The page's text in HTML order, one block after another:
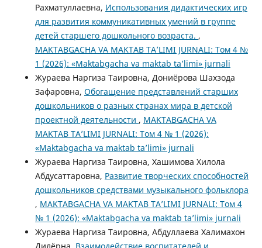
Рахматуллаевна, Использования дидактических игр
для развития коммуникативных умений в группе
детей старшего дошкольного возраста. ,
MAKTABGACHA VA MAKTAB TA’LIMI JURNALI: Том 4 №
1 (2026): «Maktabgacha va maktab ta’limi» jurnali
Жураева Наргиза Таировна, Дониёрова Шахзода
Зафаровна, Обогащение представлений старших
дошкольников о разных странах мира в детской
проектной деятельности , MAKTABGACHA VA
MAKTAB TA’LIMI JURNALI: Том 4 № 1 (2026):
«Maktabgacha va maktab ta’limi» jurnali
Жураева Наргиза Таировна, Хашимова Хилола
Абдусаттаровна, Развитие творческих способностей
дошкольников средствами музыкального фольклора
, MAKTABGACHA VA MAKTAB TA’LIMI JURNALI: Том 4
№ 1 (2026): «Maktabgacha va maktab ta’limi» jurnali
Жураева Наргиза Таировна, Абдуллаева Халимахон